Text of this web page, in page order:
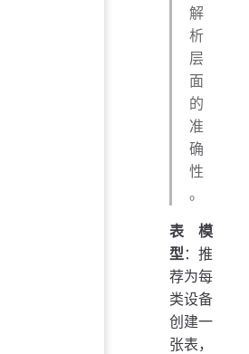
解
析
层
面
的
准
确
性
。
表模
型 ：推
荐为每
类设备
创建一
张表，